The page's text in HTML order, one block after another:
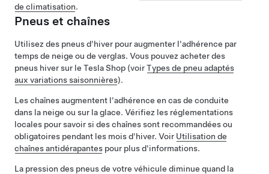
de climatisation.
Pneus et chaînes
Utilisez des pneus d'hiver pour augmenter l'adhérence par
temps de neige ou de verglas. Vous pouvez acheter des
pneus hiver sur le Tesla Shop (voirTypes de pneu adaptés
aux variations saisonnières).
Les chaînes augmentent l'adhérence en cas de conduite
dans la neige ou sur la glace. Vérifiez les réglementations
locales pour savoir si des chaînes sont recommandées ou
obligatoires pendant les mois d'hiver. Voir Utilisation de
chaînes antidérapantes pour plus d'informations.
La pression des pneus de votre véhicule diminue quand la